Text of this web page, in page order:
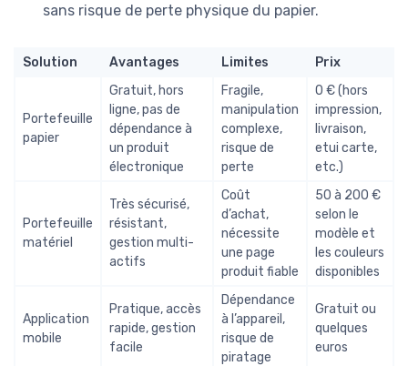
sans risque de perte physique du papier.
Solution Avantages Limites Prix
Portefeuille
papier
Gratuit, hors
ligne, pas de
dépendance à
un produit
électronique
Fragile,
manipulation
complexe,
risque de
perte
0 € (hors
impression,
livraison,
etui carte,
etc.)
Portefeuille
matériel
Très sécurisé,
résistant,
gestion multi-
actifs
Coût
d’achat,
nécessite
une page
produit fiable
50 à 200 €
selon le
modèle et
les couleurs
disponibles
Application
mobile
Pratique, accès
rapide, gestion
facile
Dépendance
à l’appareil,
risque de
piratage
Gratuit ou
quelques
euros